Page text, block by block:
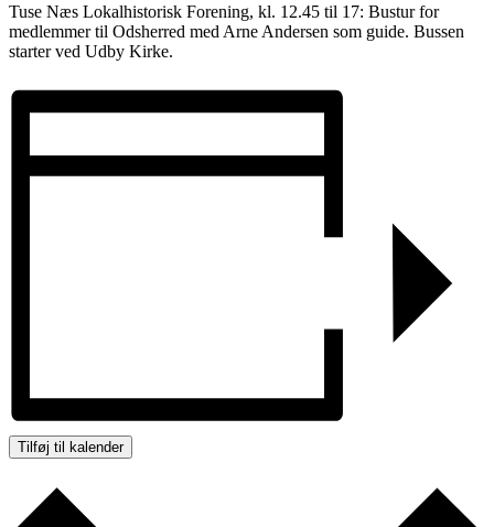
Tuse Næs Lokalhistorisk Forening, kl. 12.45 til 17: Bustur for
medlemmer til Odsherred med Arne Andersen som guide. Bussen
starter ved Udby Kirke.
Tilføj til kalender